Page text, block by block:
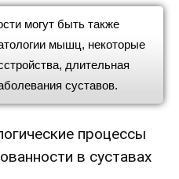
могут быть также
мышц, некоторые
длительная
суставов.
процессы
в суставах